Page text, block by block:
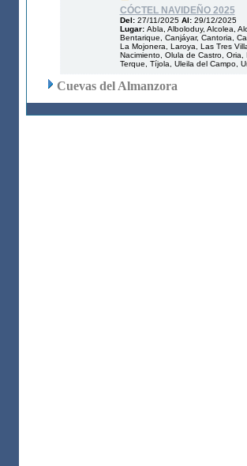
CÓCTEL NAVIDEÑO 2025
Del: 27/11/2025 Al: 29/12/2025
Lugar: Abla, Alboloduy, Alcolea,
Bentarique, Canjáyar, Cantoria,
La Mojonera, Laroya, Las Tres
Nacimiento, Olula de Castro,
Terque, Tíjola, Uleila del Campo,
Cuevas del Almanzora